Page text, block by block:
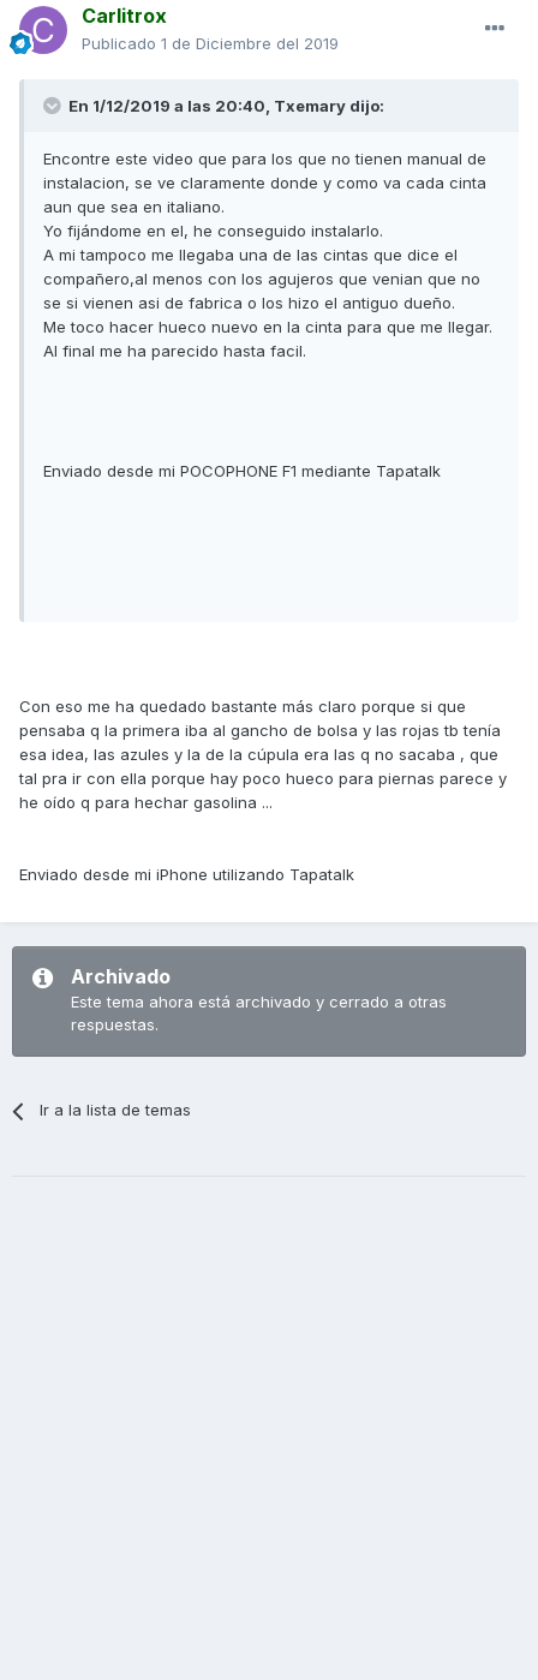
Carlitrox
Publicado 1 de Diciembre del 2019
En 1/12/2019 a las 20:40, Txemary dijo:
Encontre este video que para los que no tienen manual de
instalacion, se ve claramente donde y como va cada cinta
aun que sea en italiano.
Yo fijándome en el, he conseguido instalarlo.
A mi tampoco me llegaba una de las cintas que dice el
compañero,al menos con los agujeros que venian que no
se si vienen asi de fabrica o los hizo el antiguo dueño.
Me toco hacer hueco nuevo en la cinta para que me llegar.
Al final me ha parecido hasta facil.
Enviado desde mi POCOPHONE F1 mediante Tapatalk
Con eso me ha quedado bastante más claro porque si que
pensaba q la primera iba al gancho de bolsa y las rojas tb tenía
esa idea, las azules y la de la cúpula era las q no sacaba , que
tal pra ir con ella porque hay poco hueco para piernas parece y
he oído q para hechar gasolina ...
Enviado desde mi iPhone utilizando Tapatalk
Archivado
Este tema ahora está archivado y cerrado a otras
respuestas.
Ir a la lista de temas